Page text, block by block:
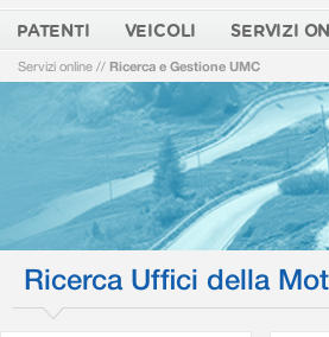
PATENTI VEICOLI SERVIZI
Servizi online // Ricerca e Gestione UMC
Ricerca Uffici della